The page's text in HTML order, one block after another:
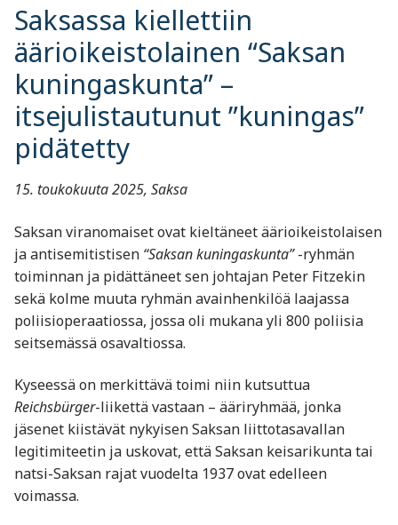
Saksassa kiellettiin
äärioikeistolainen “Saksan
kuningaskunta” –
itsejulistautunut ”kuningas”
pidätetty
15. toukokuuta 2025, Saksa
Saksan viranomaiset ovat kieltäneet äärioikeistolaisen
ja antisemitistisen “Saksan kuningaskunta”-ryhmän
toiminnan ja pidättäneet sen johtajan Peter Fitzekin
sekä kolme muuta ryhmän avainhenkilöä laajassa
poliisioperaatiossa, jossa oli mukana yli 800 poliisia
seitsemässä osavaltiossa.
Kyseessä on merkittävä toimi niin kutsuttua
Reichsbürger-liikettä vastaan – ääriryhmää, jonka
jäsenet kiistävät nykyisen Saksan liittotasavallan
legitimiteetin ja uskovat, että Saksan keisarikunta tai
natsi-Saksan rajat vuodelta 1937 ovat edelleen
voimassa.